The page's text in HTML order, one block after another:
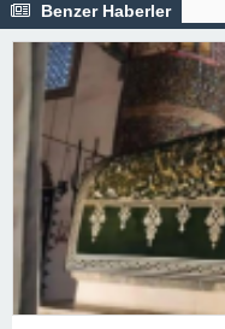
Benzer Haberler